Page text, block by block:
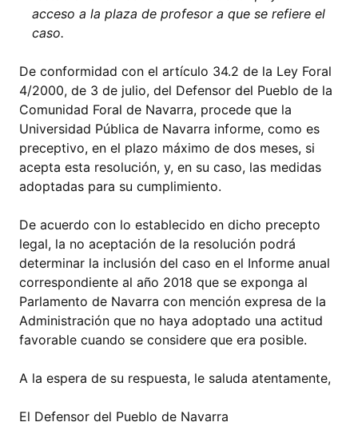
acceso a la plaza de profesor a que se refiere el
caso.
De conformidad con el artículo 34.2 de la Ley Foral
4/2000, de 3 de julio, del Defensor del Pueblo de la
Comunidad Foral de Navarra, procede que la
Universidad Pública de Navarra informe, como es
preceptivo, en el plazo máximo de dos meses, si
acepta esta resolución, y, en su caso, las medidas
adoptadas para su cumplimiento.
De acuerdo con lo establecido en dicho precepto
legal, la no aceptación de la resolución podrá
determinar la inclusión del caso en el Informe anual
correspondiente al año 2018 que se exponga al
Parlamento de Navarra con mención expresa de la
Administración que no haya adoptado una actitud
favorable cuando se considere que era posible.
A la espera de su respuesta, le saluda atentamente,
El Defensor del Pueblo de Navarra